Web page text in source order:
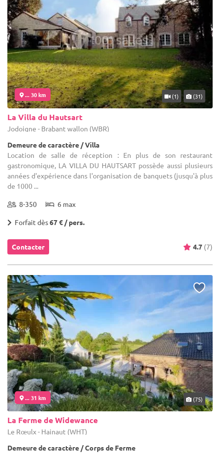
... 30 km (1) (31)
La Villa du Hautsart
Jodoigne - Brabant wallon (WBR)
Demeure de caractère / Villa
Location de salle de réception : En plus de son restaurant
gastronomique, LA VILLA DU HAUTSART possède aussi plusieurs
années d'expérience dans l'organisation de banquets (jusqu'à plus
de 1000 ...
8-350 6 max
Forfait dès67 € / pers.
Contacter 4.7 (7)
... 31 km (75)
La Ferme de Widewance
Le Rœulx - Hainaut (WHT)
Demeure de caractère / Corps de Ferme